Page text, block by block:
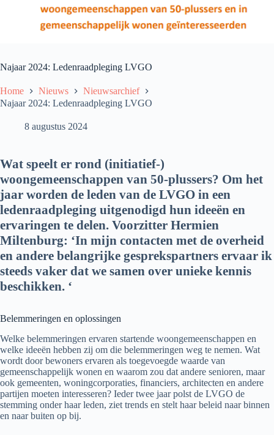
Najaar 2024: Ledenraadpleging LVGO
Home Nieuws
Nieuwsarchief
Najaar 2024: Ledenraadpleging LVGO
8 augustus 2024
Wat speelt er rond (initiatief-)
woongemeenschappen van 50-plussers? Om het
jaar worden de leden van de LVGO in een
ledenraadpleging uitgenodigd hun ideeën en
ervaringen te delen. Voorzitter Hermien
Miltenburg: ‘In mijn contacten met de overheid
en andere belangrijke gesprekspartners ervaar ik
steeds vaker dat we samen over unieke kennis
beschikken. ‘
Belemmeringen en oplossingen
Welke belemmeringen ervaren startende woongemeenschappen en
welke ideeën hebben zij om die belemmeringen weg te nemen. Wat
wordt door bewoners ervaren als toegevoegde waarde van
gemeenschappelijk wonen en waarom zou dat andere senioren, maar
ook gemeenten, woningcorporaties, financiers, architecten en andere
partijen moeten interesseren? Ieder twee jaar polst de LVGO de
stemming onder haar leden, ziet trends en stelt haar beleid naar binnen
en naar buiten op bij.